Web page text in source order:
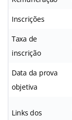
Inscrições
Taxa de
inscrição
Data da prova
objetiva
Links dos